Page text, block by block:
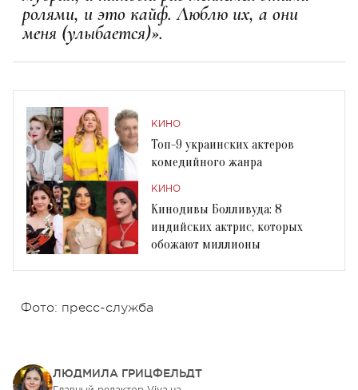
ролями, и это кайф. Люблю их, а они
меня (улыбается)».
КИНО
Топ-9 украинских актеров
комедийного жанра
КИНО
Кинодивы Болливуда: 8
индийских актрис, которых
обожают миллионы
Фото: пресс-служба
ЛЮДМИЛА ГРИЦФЕЛЬДТ